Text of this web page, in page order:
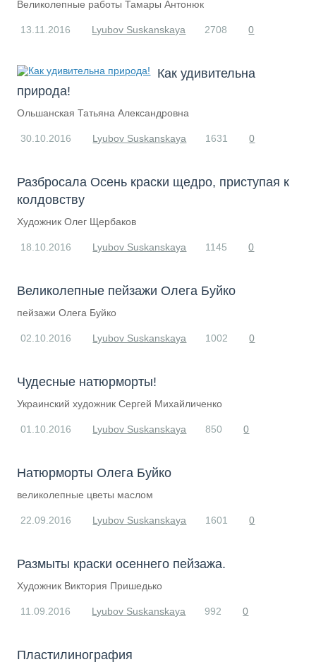
Великолепные работы Тамары Антонюк
13.11.2016 Lyubov Suskanskaya 2708 0
Как удивительна
природа!
Ольшанская Татьяна Александровна
30.10.2016 Lyubov Suskanskaya 1631 0
Разбросала Осень краски щедро, приступая к
колдовству
Художник Олег Щербаков
18.10.2016 Lyubov Suskanskaya 1145 0
Великолепные пейзажи Олега Буйко
пейзажи Олега Буйко
02.10.2016 Lyubov Suskanskaya 1002 0
​Чудесные натюрморты!
Украинский художник Сергей Михайличенко
01.10.2016 Lyubov Suskanskaya 850 0
Натюрморты Олега Буйко
великолепные цветы маслом
22.09.2016 Lyubov Suskanskaya 1601 0
Размыты краски осеннего пейзажа.
Художник Виктория Пришедько
11.09.2016 Lyubov Suskanskaya 992 0
Пластилинография